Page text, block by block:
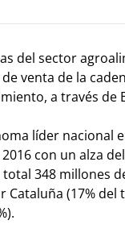
del sector
venta de la
a través
líder nacional
con un alza
348 millones
Cataluña (17%